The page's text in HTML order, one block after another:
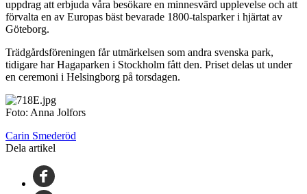
uppdrag att erbjuda våra besökare en minnesvärd upplevelse och att
förvalta en av Europas bäst bevarade 1800-talsparker i hjärtat av
Göteborg.
Trädgårdsföreningen får utmärkelsen som andra svenska park,
tidigare har Hagaparken i Stockholm fått den. Priset delas ut under
en ceremoni i Helsingborg på torsdagen.
Foto: Anna Jolfors
Carin Smederöd
Dela artikel